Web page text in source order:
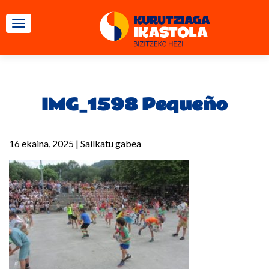
TOGGLE NAVIGATION
IMG_1598 Pequeño
16 ekaina, 2025 | Sailkatu gabea